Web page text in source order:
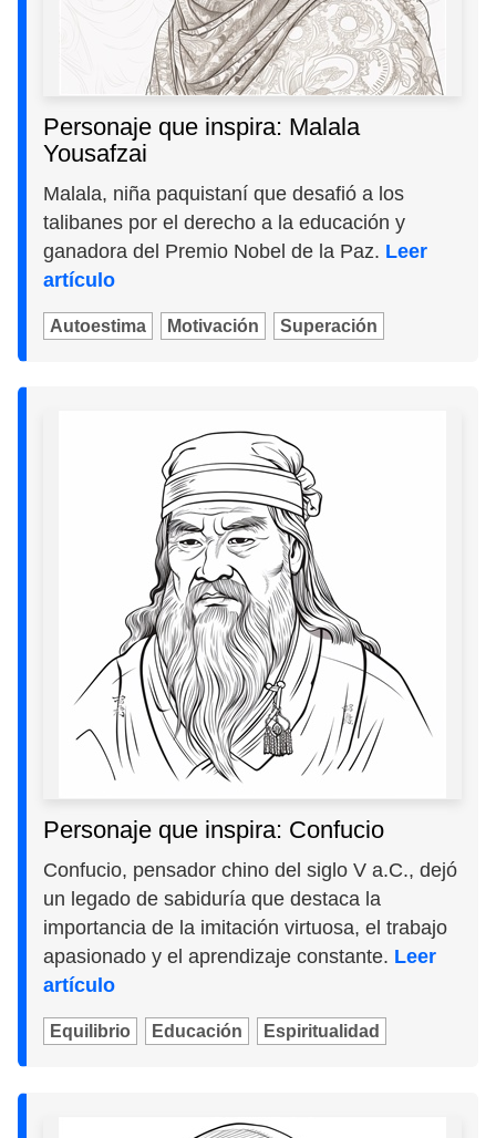
Personaje que inspira: Malala
Yousafzai
Malala, niña paquistaní que desafió a los
talibanes por el derecho a la educación y
ganadora del Premio Nobel de la Paz. Leer
artículo
Autoestima Motivación Superación
Personaje que inspira: Confucio
Confucio, pensador chino del siglo V a.C., dejó
un legado de sabiduría que destaca la
importancia de la imitación virtuosa, el trabajo
apasionado y el aprendizaje constante. Leer
artículo
Equilibrio Educación Espiritualidad